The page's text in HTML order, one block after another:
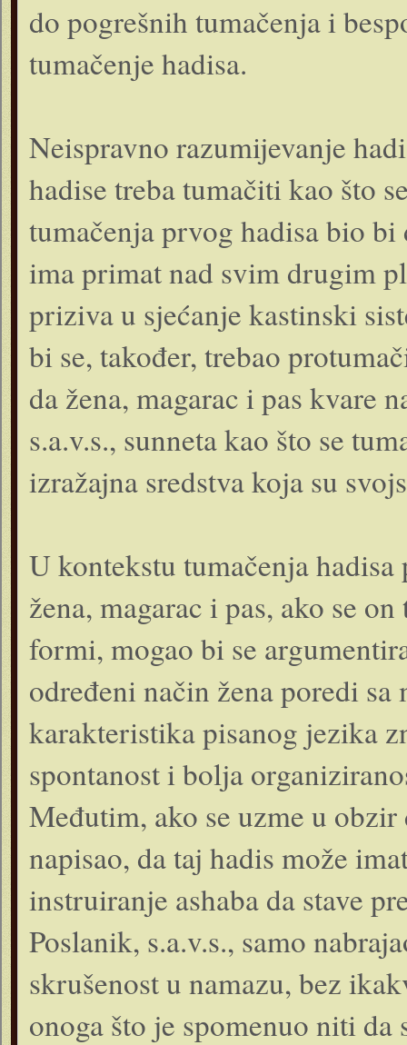
do pogrešnih tumačenja i
tumačenje hadisa.
Neispravno razumijevanje
hadise treba tumačiti kao što
tumačenja prvog hadisa bio
ima primat nad svim drugim
priziva u sjećanje kastinski
bi se, također, trebao
da žena, magarac i pas kvare
s.a.v.s., sunneta kao što se
izražajna sredstva koja su
U kontekstu tumačenja
žena, magarac i pas, ako se
formi, mogao bi se
određeni način žena poredi
karakteristika pisanog jezika
spontanost i bolja
Međutim, ako se uzme u obzir
napisao, da taj hadis može
instruiranje ashaba da stave
Poslanik, s.a.v.s., samo
skrušenost u namazu, bez
onoga što je spomenuo niti da